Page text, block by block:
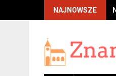
NAJNOWSZE